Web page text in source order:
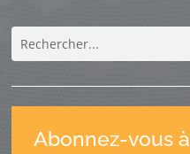
Abonnez-vous